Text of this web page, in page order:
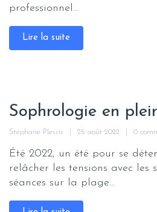
professionnel...
Lire la suite
Sophrologie en
Stéphane Plessis 25 août 2022 0
Été 2022, un été pour se
relâcher les tensions avec les
séances sur la plage...